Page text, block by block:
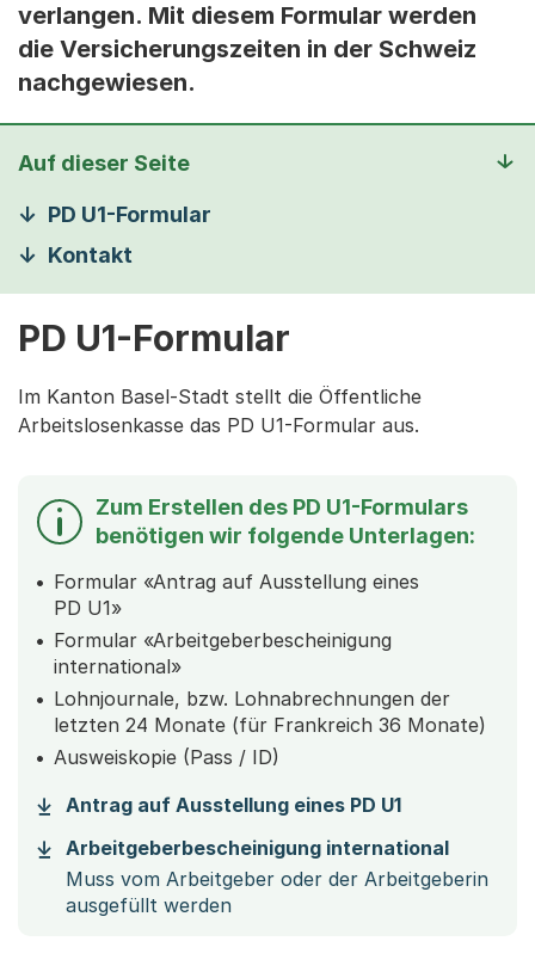
verlangen. Mit diesem Formular werden
die Versicherungszeiten in der Schweiz
nachgewiesen.
Auf dieser Seite
PD U1-Formular
Kontakt
PD U1-Formular
Im Kanton Basel-Stadt stellt die Öffentliche
Arbeitslosenkasse das PD U1-Formular aus.
Zum Erstellen des PD U1-Formulars
benötigen wir folgende Unterlagen:
Formular «Antrag auf Ausstellung eines
PD U1»
Formular «Arbeitgeberbescheinigung
international»
Lohnjournale, bzw. Lohnabrechnungen der
letzten 24 Monate (für Frankreich 36 Monate)
Ausweiskopie (Pass / ID)
Antrag auf Ausstellung eines PD U1
Arbeitgeberbescheinigung international
Muss vom Arbeitgeber oder der Arbeitgeberin
ausgefüllt werden